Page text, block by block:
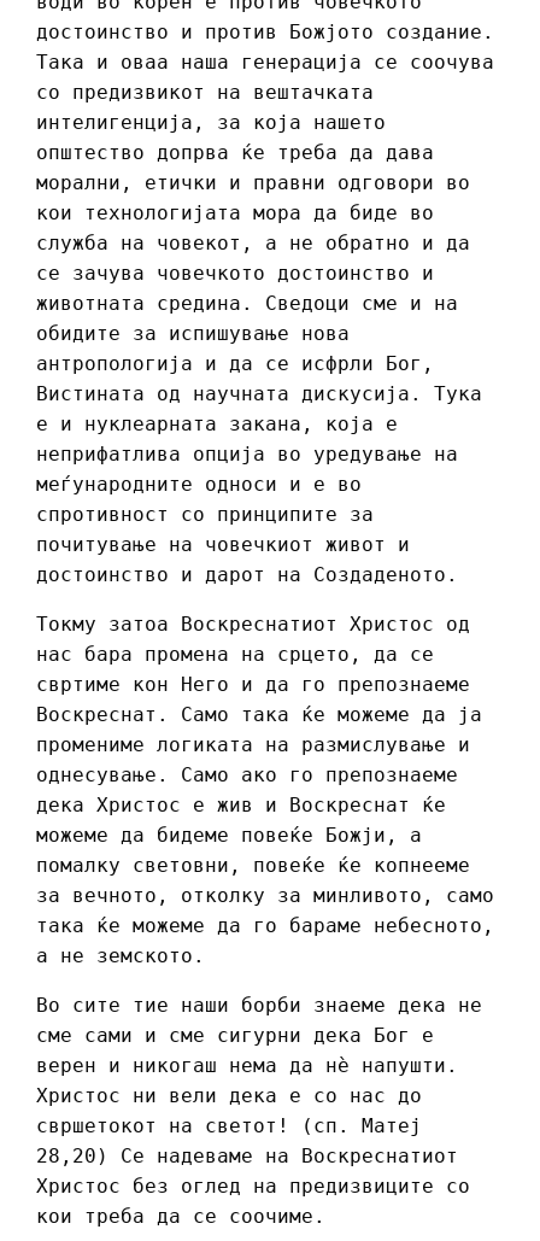
достоинство и против Божјото создание.
Така и оваа наша генерација се соочува
со предизвикот на вештачката
интелигенција, за која нашето
општество допрва ќе треба да дава
морални, етички и правни одговори во
кои технологијата мора да биде во
служба на човекот, а не обратно и да
се зачува човечкото достоинство и
животната средина. Сведоци сме и на
обидите за испишување нова
антропологија и да се исфрли Бог,
Вистината од научната дискусија. Тука
е и нуклеарната закана, која е
неприфатлива опција во уредување на
меѓународните односи и е во
спротивност со принципите за
почитување на човечкиот живот и
достоинство и дарот на Создаденото.
Токму затоа Воскреснатиот Христос од
нас бара промена на срцето, да се
свртиме кон Него и да го препознаеме
Воскреснат. Само така ќе можеме да ја
промениме логиката на размислување и
однесување. Само ако го препознаеме
дека Христос е жив и Воскреснат ќе
можеме да бидеме повеќе Божји, а
помалку световни, повеќе ќе копнееме
за вечното, отколку за минливото, само
така ќе можеме да го бараме небесното,
а не земското.
Во сите тие наши борби знаеме дека не
сме сами и сме сигурни дека Бог е
верен и никогаш нема да нѐ напушти.
Христос ни вели дека е со нас до
свршетокот на светот! (сп. Матеј
28,20) Се надеваме на Воскреснатиот
Христос без оглед на предизвиците со
кои треба да се соочиме.